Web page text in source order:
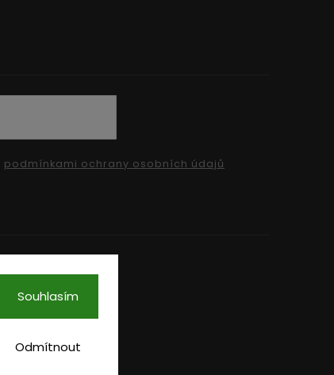
Odmítnout
Souhlasím
podmínkami ochrany osobních údajů